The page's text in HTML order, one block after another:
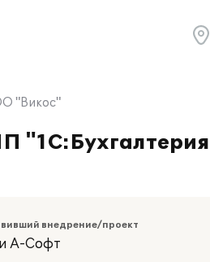
"Викос"
внедрение/проект
А-Софт